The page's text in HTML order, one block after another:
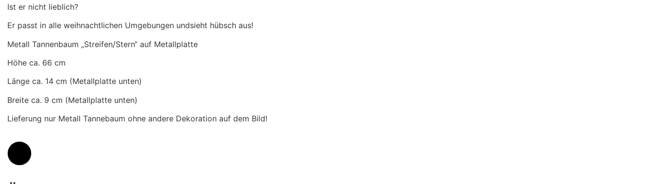
Ist er nicht lieblich?
Er passt in alle weihnachtlichen Umgebungen undsieht hübsch aus!
Metall Tannenbaum „Streifen/Stern“ auf Metallplatte
Höhe ca. 66 cm
Länge ca. 14 cm (Metallplatte unten)
Breite ca. 9 cm (Metallplatte unten)
Lieferung nur Metall Tannebaum ohne andere Dekoration auf dem Bild!